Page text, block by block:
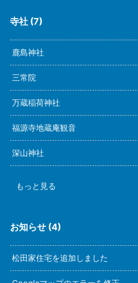
寺社 (7)
鹿島神社
三常院
万蔵稲荷神社
福源寺地蔵庵観音
深山神社
もっと見る
お知らせ (4)
松田家住宅を追加しました